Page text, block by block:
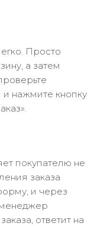
Просто
а затем
и нажмите кнопку
покупателю не
заказа
и через
ответит на